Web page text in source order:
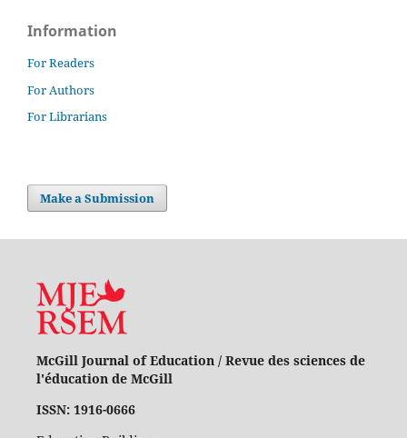
Information
For Readers
For Authors
For Librarians
Make a Submission
McGill Journal of Education / Revue des sciences de
l'éducation de McGill
ISSN: 1916-0666